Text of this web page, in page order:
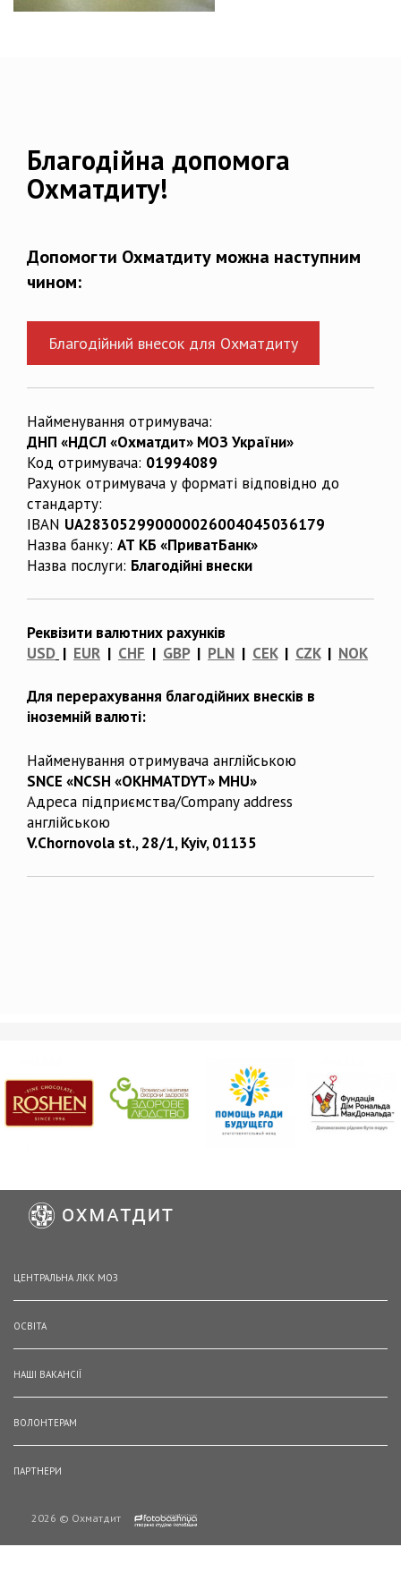
Благодійна допомога
Охматдиту!
Допомогти Охматдиту можна наступним
чином:
Благодійний внесок для Охматдиту
Найменування отримувача:
ДНП «НДСЛ «Охматдит» МОЗ України»
Код отримувача: 01994089
Рахунок отримувача у форматі відповідно до
стандарту:
IBAN UA283052990000026004045036179
Назва банку: АТ КБ «ПриватБанк»
Назва послуги: Благодійні внески
Реквізити валютних рахунків
USD | EUR | CHF | GBP| PLN | CEK| CZK| NOK
Для перерахування благодійних внесків в
іноземній валюті:
Найменування отримувача англійською
SNCE «NCSH «OKHMATDYT» MHU»
Адреса підприємства/Company address
англійською
V.Chornovola st., 28/1, Kyiv, 01135
ЦЕНТРАЛЬНА ЛКК МОЗ
ОСВІТА
НАШІ ВАКАНСІЇ
ВОЛОНТЕРАМ
ПАРТНЕРИ
2026 © Охматдит